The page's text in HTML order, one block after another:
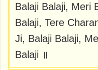
Balaji Balaji, Meri
Balaji, Tere
Ji, Balaji Balaji,
Balaji ॥